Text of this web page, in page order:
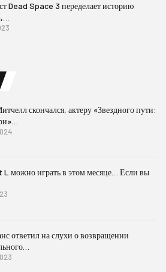
Dead Space 3 переделает историю
скончался, актеру «Звездного пути:
можно играть в этом месяце… Если вы
ответил на слухи о возвращении